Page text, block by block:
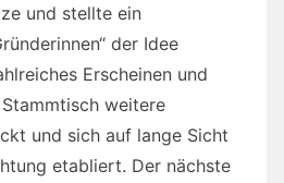
und stellte ein
der Idee
Erscheinen und
weitere
und sich auf lange Sicht
etabliert. Der nächste